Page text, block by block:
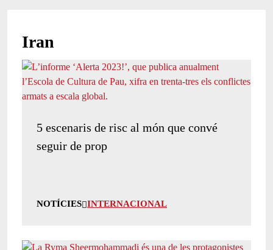
Iran
5 escenaris de risc al món que convé
seguir de prop
NOTÍCIES INTERNACIONAL